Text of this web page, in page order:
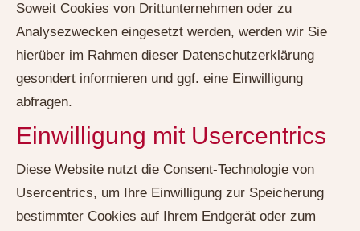
Soweit Cookies von Drittunternehmen oder zu
Analysezwecken eingesetzt werden, werden wir Sie
hierüber im Rahmen dieser Datenschutzerklärung
gesondert informieren und ggf. eine Einwilligung
abfragen.
Einwilligung mit Usercentrics
Diese Website nutzt die Consent-Technologie von
Usercentrics, um Ihre Einwilligung zur Speicherung
bestimmter Cookies auf Ihrem Endgerät oder zum